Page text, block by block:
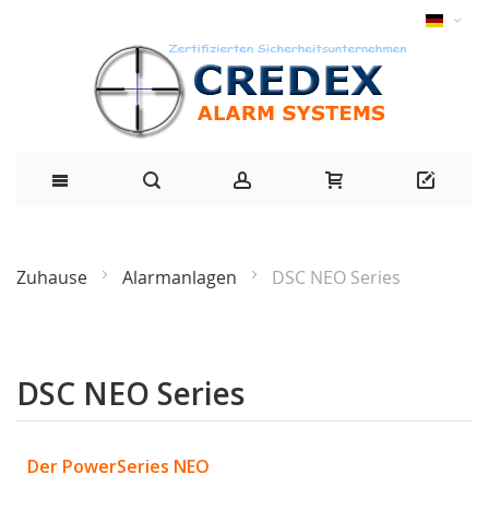
Zuhause Alarmanlagen DSC NEO Series
DSC NEO Series
Der PowerSeries NEO